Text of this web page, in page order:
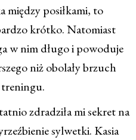
między posiłkami, to
krótko. Natomiast
w nim długo i powoduje
niż obolały brzuch
zdradziła mi sekret na
sylwetki. Kasia